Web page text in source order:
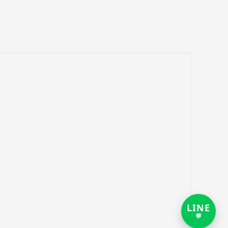
LINE
💬打